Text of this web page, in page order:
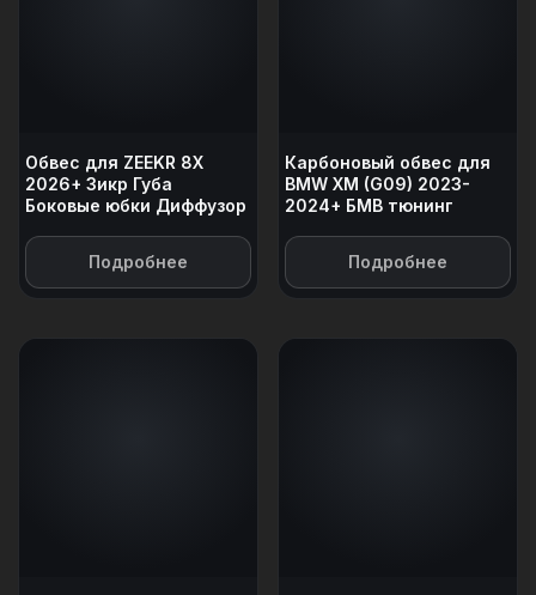
Обвес для ZEEKR 8X
2026+ Зикр Губа
Боковые юбки Диффузор
Подробнее
Карбоновый обвес для
BMW XM (G09) 2023-
2024+ БМВ тюнинг
Подробнее